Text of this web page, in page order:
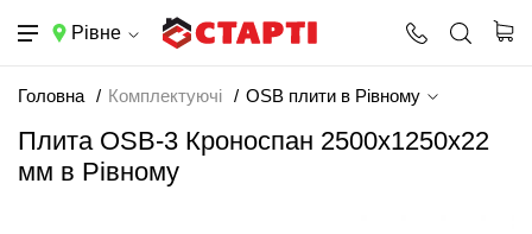
Рівне
Головна Комплектуючі OSB плити в Рівному
Плита OSB-3 Кроноспан 2500х1250х22
мм в Рівному